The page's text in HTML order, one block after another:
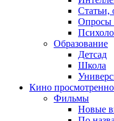
Статьи,
Опросы
Образование
Детсад
Школа
Кино
Фильмы
Новые